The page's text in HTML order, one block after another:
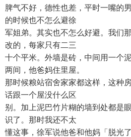
脾气不好，德性也差，平时一嘴的
的时候也不怎么避徐
军姐弟。其实也不怎么好避。我们
改的，每家只有二三
十个平米。外墙是砖，中间用一个
两间，他爸妈住里屋。
那时候粮站宿舍家家都这样，这种
话跟一个屋没什么区
别。加上泥巴竹片糊的墙到处都是
识了。那时我还不太
懂这事，徐军说他爸和他妈「脱光